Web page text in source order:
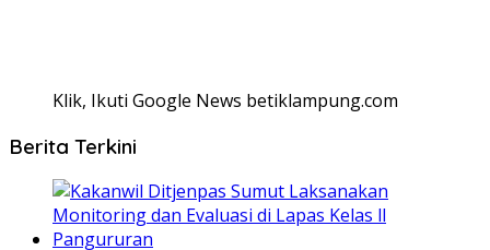
Klik, Ikuti Google News betiklampung.com
Berita Terkini